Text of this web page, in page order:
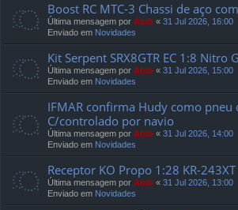
Boost RC MTC-3 Chassi de aço
Última mensagem por Abib « 31 Jul 2026, 16:00
Enviado em Novidades
Kit Serpent SRX8GTR EC 1:8 Nitro
Última mensagem por Abib « 31 Jul 2026, 15:00
Enviado em Novidades
IFMAR confirma Hudy como pneu
C/controlado por navio
Última mensagem por Abib « 31 Jul 2026, 14:00
Enviado em Novidades
Receptor KO Propo 1:28 KR-243XT
Última mensagem por Abib « 31 Jul 2026, 13:00
Enviado em Novidades